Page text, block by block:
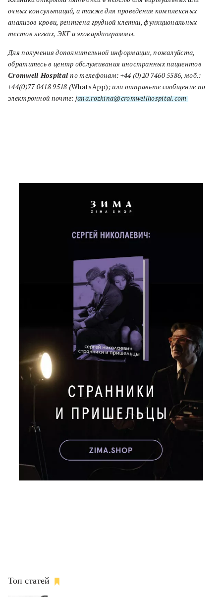
очных консультаций, а также для проведения комплексных
анализов крови, рентгена грудной клетки, функциональных
тестов легких, ЭКГ и эхокардиограммы.
Для получения дополнительной информации, пожалуйста,
обратитесь в центр обслуживания иностранных пациентов
Cromwell Hospitalпо телефонам: +44 (0)20 7460 5586, моб.:
+44(0)77 0418 9518 (WhatsApp); или отправьте сообщение по
электронной почте: jana.rozkina@cromwellhospital.com.
Топ статей